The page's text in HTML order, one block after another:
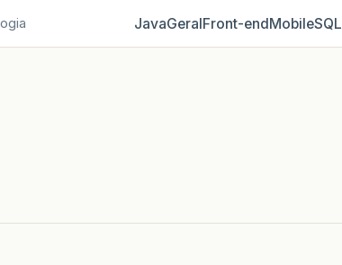
JavaGeralFront‑endMobileSQL